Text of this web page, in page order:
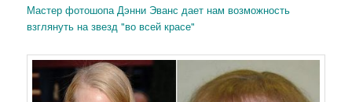
Мастер фотошопа Дэнни Эванс дает нам возможность
взглянуть на звезд "во всей красе"